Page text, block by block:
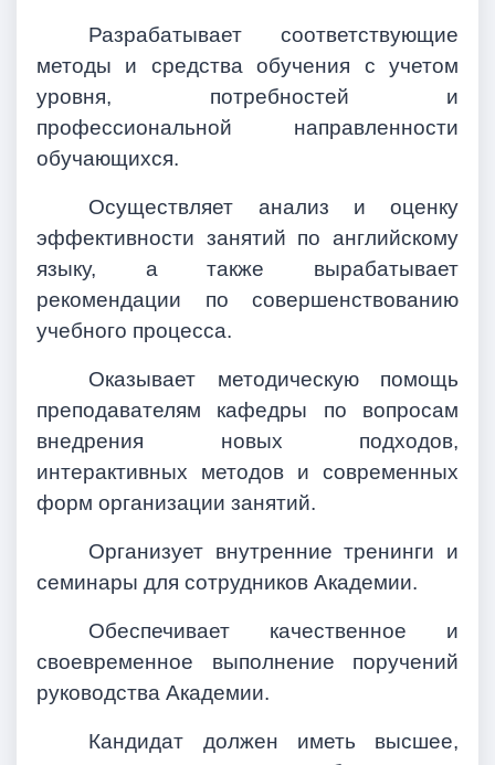
Разрабатывает соответствующие
методы и средства обучения с учетом
уровня, потребностей и
профессиональной направленности
обучающихся.
Осуществляет анализ и оценку
эффективности занятий по английскому
языку, а также вырабатывает
рекомендации по совершенствованию
учебного процесса.
Оказывает методическую помощь
преподавателям кафедры по вопросам
внедрения новых подходов,
интерактивных методов и современных
форм организации занятий.
Организует внутренние тренинги и
семинары для сотрудников Академии.
Обеспечивает качественное и
своевременное выполнение поручений
руководства Академии.
Кандидат должен иметь высшее,